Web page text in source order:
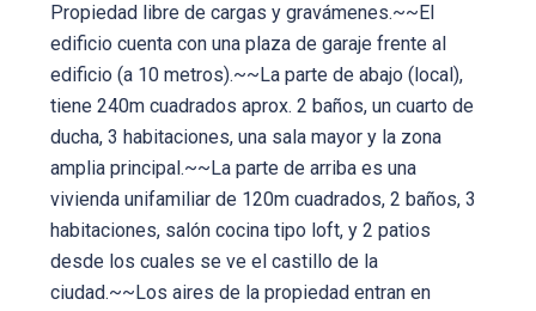
Propiedad libre de cargas y gravámenes.~~El
edificio cuenta con una plaza de garaje frente al
edificio (a 10 metros).~~La parte de abajo (local),
tiene 240m cuadrados aprox. 2 baños, un cuarto de
ducha, 3 habitaciones, una sala mayor y la zona
amplia principal.~~La parte de arriba es una
vivienda unifamiliar de 120m cuadrados, 2 baños, 3
habitaciones, salón cocina tipo loft, y 2 patios
desde los cuales se ve el castillo de la
ciudad.~~Los aires de la propiedad entran en